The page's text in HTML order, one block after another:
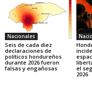
Nacionales
Seis de cada diez
declaraciones de
políticos hondureños
durante 2026 fueron
falsas y engañosas
el
2026